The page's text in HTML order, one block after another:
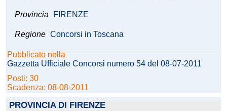
Provincia FIRENZE
Regione Concorsi in Toscana
Pubblicato nella
Gazzetta Ufficiale Concorsi numero 54 del 08-07-2011
Posti: 30
Scadenza: 08-08-2011
PROVINCIA DI FIRENZE